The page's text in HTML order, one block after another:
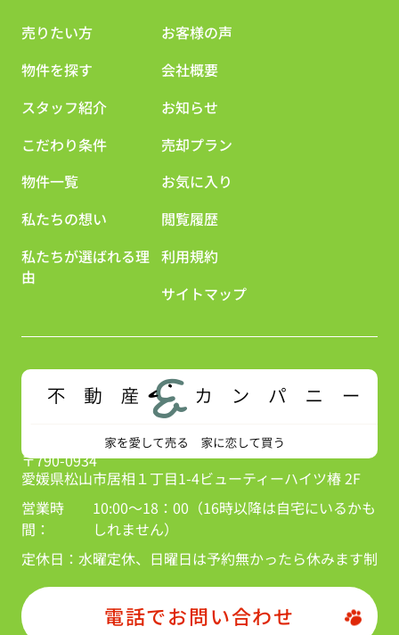
売りたい方
物件を探す
スタッフ紹介
こだわり条件
物件一覧
私たちの想い
私たちが選ばれる理
由
お客様の声
会社概要
お知らせ
売却プラン
お気に入り
閲覧履歴
利用規約
サイトマップ
〒790-0934
愛媛県松山市居相１丁目1-4ビューティーハイツ椿 2F
営業時
間：
10:00～18：00（16時以降は自宅にいるかも
しれません）
定休日： 水曜定休、日曜日は予約無かったら休みます制
電話でお問い合わせ